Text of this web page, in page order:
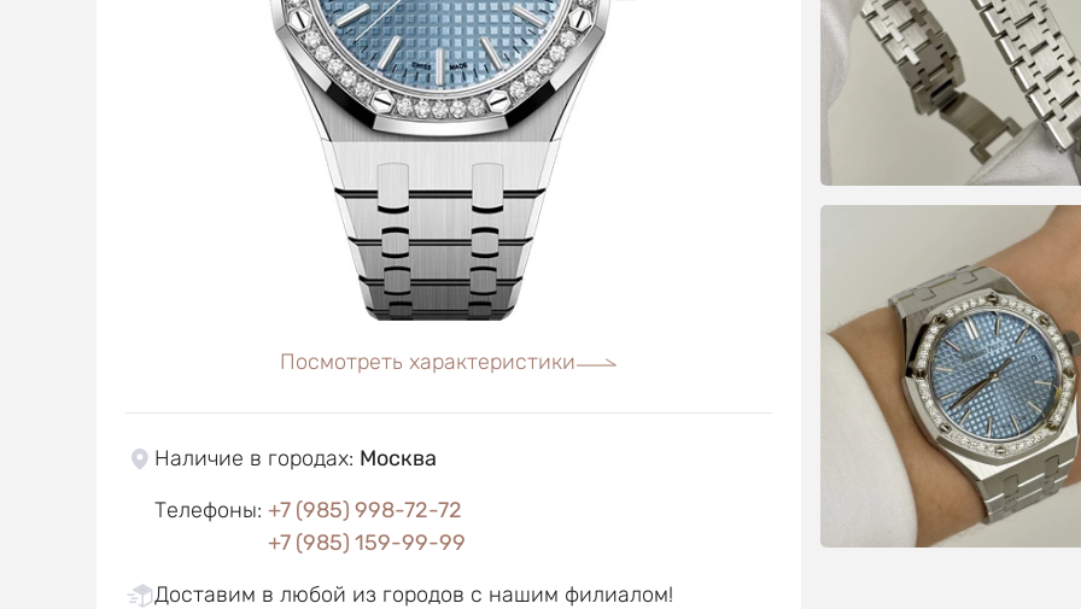
Посмотреть характеристики
Наличие в городах: Москва
Телефоны: +7 (985) 998-72-72
+7 (985) 159-99-99
Доставим в любой из городов с нашим филиалом!